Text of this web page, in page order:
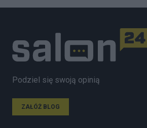
Podziel się swoją opinią
ZAŁÓŻ BLOG